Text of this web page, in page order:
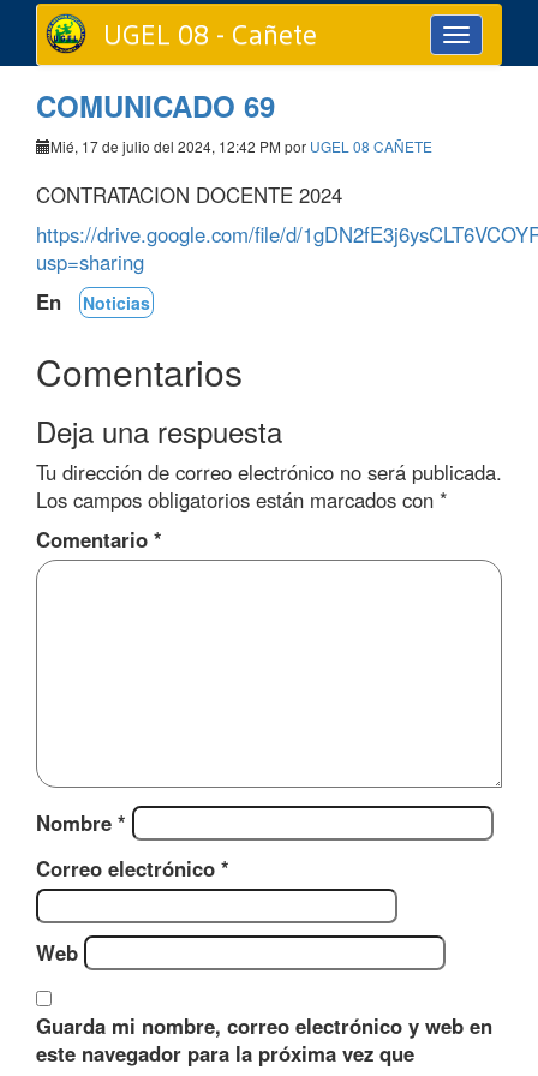
Toggle
navigation
UGEL 08 - Cañete
COMUNICADO 69
Mié, 17 de julio del 2024, 12:42 PM por UGEL 08 CAÑETE
CONTRATACION DOCENTE 2024
https://drive.google.com/file/d/
usp=sharing
En
Noticias
Comentarios
Deja una respuesta
Tu dirección de correo electrónico no será publicada.
Los campos obligatorios están marcados con *
Comentario *
Nombre *
Correo electrónico *
Web
Guarda mi nombre, correo electrónico y web en
este navegador para la próxima vez que